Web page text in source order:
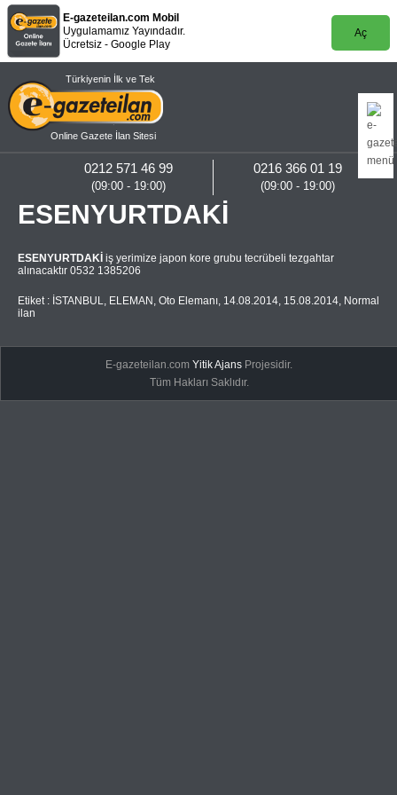
E-gazeteilan.com Mobil
Uygulamamız Yayındadır.
Ücretsiz - Google Play
Aç
Türkiyenin İlk ve Tek
Online Gazete İlan Sitesi
0216 366 01 19
(09:00 - 19:00)
0212 571 46 99
(09:00 - 19:00)
ESENYURTDAKİ
ESENYURTDAKİ iş yerimize japon kore grubu tecrübeli tezgahtar
alınacaktır 0532 1385206
Etiket : İSTANBUL, ELEMAN , Oto Elemanı, 14.08.2014, 15.08.2014, Normal
ilan
E-gazeteilan.comYitik Ajans Projesidir.
Tüm Hakları Saklıdır.